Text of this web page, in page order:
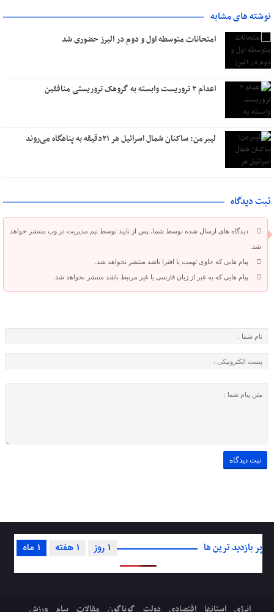
نوشته های مشابه
امتحانات متوسطه اول و دوم در البرز حضوری شد
اعدام ۲ تروریست وابسته به گروهک تروریستی منافقین
لیبرمن: ساکنان شمال اسرائیل هر ۲۱دقیقه به پناهگاه می‌روند
ثبت دیدگاه
دیدگاه های ارسال شده توسط شما، پس از تایید توسط تیم مدیریت در وب منتشر خواهد
شد.
پیام هایی که حاوی تهمت یا افترا باشد منتشر نخواهد شد.
پیام هایی که به غیر از زبان فارسی یا غیر مرتبط باشد منتشر نخواهد شد.
پر بازدید ترین ها 1 ماه 1 هفته 1 روز